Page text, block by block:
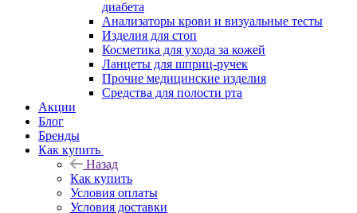
диабета
Анализаторы крови и визуальные тесты
Изделия для стоп
Косметика для ухода за кожей
Ланцеты для шприц-ручек
Прочие медицинские изделия
Средства для полости рта
Акции
Блог
Бренды
Как купить
Назад
Как купить
Условия оплаты
Условия доставки